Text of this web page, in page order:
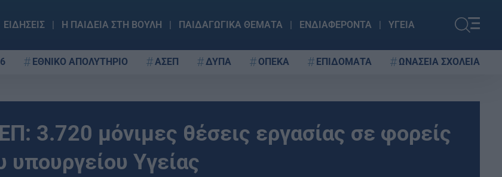
ΕΙΔΗΣΕΙΣ Η ΠΑΙΔΕΙΑ ΣΤΗ ΒΟΥΛΗ ΠΑΙΔΑΓΩΓΙΚΑ ΘΕΜΑΤΑ ΕΝΔΙΑΦΕΡΟΝΤΑ ΥΓΕΙΑ
ΕΘΝΙΚΟ ΑΠΟΛΥΤΗΡΙΟ ΑΣΕΠ ΔΥΠΑ ΟΠΕΚΑ ΕΠΙΔΟΜΑΤΑ ΩΝΑΣΕΙΑ ΣΧΟΛΕΙΑ
3.720 μόνιμες θέσεις εργασίας σε φορείς
υπουργείου Υγείας